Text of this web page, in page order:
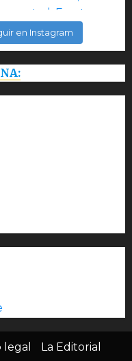
en Instagram
legal La Editorial